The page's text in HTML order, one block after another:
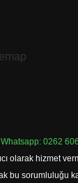
Whatsapp: 0262
olarak hizmet
bu sorumluluğu